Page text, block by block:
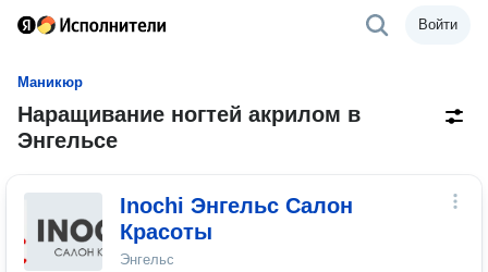
Войти
Маникюр
Наращивание ногтей акрилом в
Энгельсе
Inochi Энгельс Салон
Красоты
Энгельс